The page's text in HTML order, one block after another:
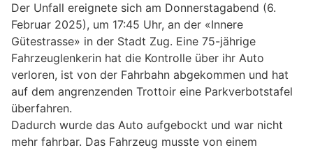
Der Unfall ereignete sich am Donnerstagabend (6.
Februar 2025), um 17:45 Uhr, an der «Innere
Gütestrasse» in der Stadt Zug. Eine 75-jährige
Fahrzeuglenkerin hat die Kontrolle über ihr Auto
verloren, ist von der Fahrbahn abgekommen und hat
auf dem angrenzenden Trottoir eine Parkverbotstafel
überfahren.
Dadurch wurde das Auto aufgebockt und war nicht
mehr fahrbar. Das Fahrzeug musste von einem